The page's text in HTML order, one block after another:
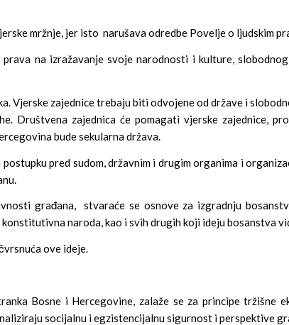
mržnje, jer isto narušava odredbe Povelje o ljudskim
na izražavanje svoje narodnosti i kulture,
Vjerske zajednice trebaju biti odvojene od države i
Društvena zajednica će pomagati vjerske zajednice,
bude sekularna država.
pred sudom, državnim i drugim organima i
građana, stvaraće se osnove za izgradnju
naroda, kao i svih drugih koji ideju bosanstva
ove ideje.
Bosne i Hercegovine, zalaže se za principe tržišne
socijalnu i egzistencijalnu sigurnost i perspektive